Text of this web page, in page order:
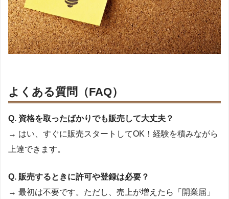
よくある質問（FAQ）
Q. 資格を取ったばかりでも販売して大丈夫？
→ はい、すぐに販売スタートしてOK！経験を積みながら
上達できます。
Q. 販売するときに許可や登録は必要？
→ 最初は不要です。ただし、売上が増えたら「開業届」